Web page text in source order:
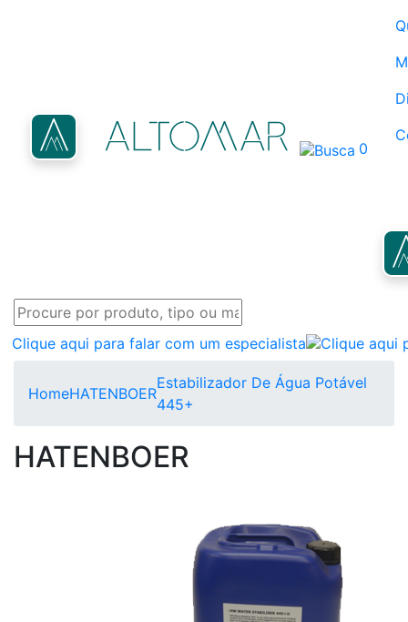
0
Clique aqui para falar com um especialista
HomeHATENBOER
Estabilizador De Água Potável
445+
HATENBOER